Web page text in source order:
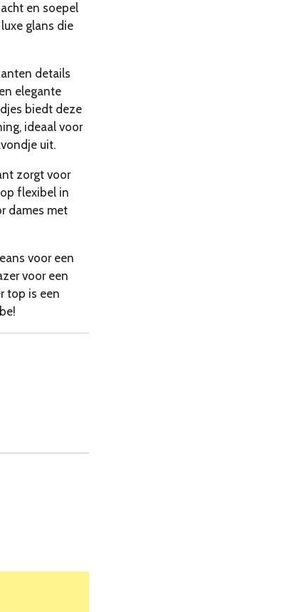
en soepel
glans die
details
elegante
biedt deze
ideaal voor
uit.
zorgt voor
flexibel in
dames met
voor een
voor een
top is een